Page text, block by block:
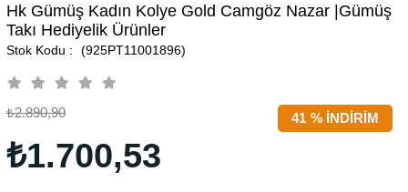
Hk Gümüş Kadın Kolye Gold Camgöz Nazar |Gümüş
Takı Hediyelik Ürünler
(925PT11001896)
%
41 İNDIRIM
₺2.890,90
₺1.700,53